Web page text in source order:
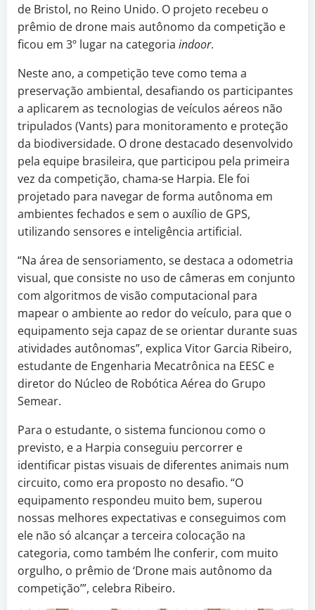
de Bristol, no Reino Unido. O projeto recebeu o
prêmio de drone mais autônomo da competição e
ficou em 3º lugar na categoria indoor.
Neste ano, a competição teve como tema a
preservação ambiental, desafiando os participantes
a aplicarem as tecnologias de veículos aéreos não
tripulados (Vants) para monitoramento e proteção
da biodiversidade. O drone destacado desenvolvido
pela equipe brasileira, que participou pela primeira
vez da competição, chama-se Harpia. Ele foi
projetado para navegar de forma autônoma em
ambientes fechados e sem o auxílio de GPS,
utilizando sensores e inteligência artificial.
“Na área de sensoriamento, se destaca a odometria
visual, que consiste no uso de câmeras em conjunto
com algoritmos de visão computacional para
mapear o ambiente ao redor do veículo, para que o
equipamento seja capaz de se orientar durante suas
atividades autônomas”, explica Vitor Garcia Ribeiro,
estudante de Engenharia Mecatrônica na EESC e
diretor do Núcleo de Robótica Aérea do Grupo
Semear.
Para o estudante, o sistema funcionou como o
previsto, e a Harpia conseguiu percorrer e
identificar pistas visuais de diferentes animais num
circuito, como era proposto no desafio. “O
equipamento respondeu muito bem, superou
nossas melhores expectativas e conseguimos com
ele não só alcançar a terceira colocação na
categoria, como também lhe conferir, com muito
orgulho, o prêmio de ‘Drone mais autônomo da
competição’”, celebra Ribeiro.